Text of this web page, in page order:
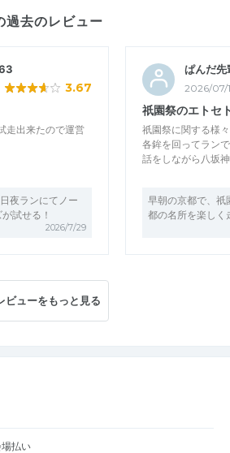
過去のレビュー
3.67
走出来たので運営
夜ランにてノー
試せる！
2026/7/29
ぱんだ先
2026/07/
祇園祭のエトセ
祇園祭に関する様
各鉾を回ってラン
話をしながら八坂
早朝の京都で、祇
都の名所を楽しく
ビューをもっと見る
払い